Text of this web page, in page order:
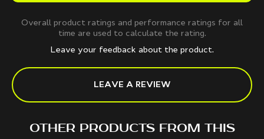
Overall product ratings and performance ratings for all
time are used to calculate the rating.
Leave your feedback about the product.
LEAVE A REVIEW
OTHER PRODUCTS FROM THIS